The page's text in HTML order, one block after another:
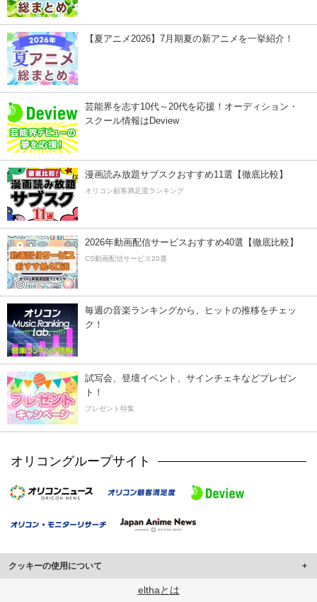
【夏アニメ2026】7月期夏の新アニメを一挙紹介！
芸能界を志す10代～20代を応援！オーディション・
スクール情報はDeview
漫画読み放題サブスクおすすめ11選【徹底比較】
オリコン顧客満足度ランキング
2026年動画配信サービスおすすめ40選【徹底比較】
CS動画配信サービス20選
毎週の音楽ランキングから、ヒットの推移をチェッ
ク！
試写会、登壇イベント、サインチェキなどプレゼン
ト！
プレゼント特集
オリコングループサイト
クッキーの使用について
このサイトでは Cookie を使用して、ユーザーに合わせたコンテンツや広告の
elthaとは